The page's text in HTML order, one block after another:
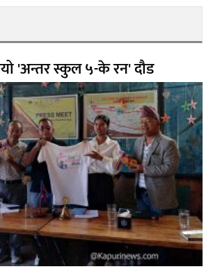
'अन्तर स्कुल ५-के रन' दौड